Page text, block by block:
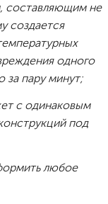
составляющим не
создается
одного
за пару минут;
с одинаковым
под
любое